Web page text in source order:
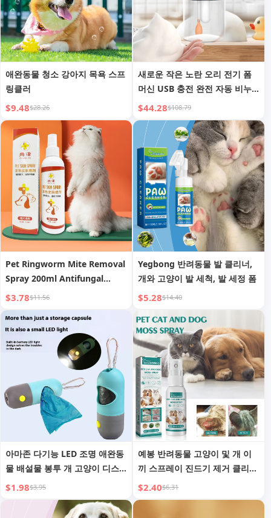
애완동물 청소 강아지 목욕 스프
링클러
$9.48$28.26
새로운 작은 노란 오리 전기 폼
머신 USB 충전 완전 자동 비누
디스펜서 폼 머신 애완동물 세척
폼 메이커
$44.28$108.79
Pet Ringworm Mite Removal
Spray 200ml Antifungal
Solution for Itching Skin
$3.78$11.56
Yegbong 반려동물 발 클리너,
개와 고양이 발 세척, 발 세정 폼
$5.28$14.40
아마존 다기능 LED 조명 애완동
물 배설물 봉투 개 고양이 디스
펜서 배설물 봉투 알약 세척 용
품
$1.98$3.95
예봉 반려동물 고양이 및 개 이
끼 스프레이 진드기 제거 클리닝
및 완화 반려동물 피부 이끼 관
리 가려움 방지 스프레이
$2.40$6.31